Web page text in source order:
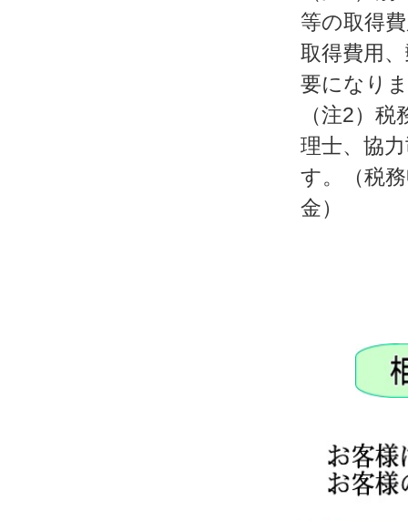
等の取得
取得費用
要になり
（注2）
理士、協
す。（税
金）